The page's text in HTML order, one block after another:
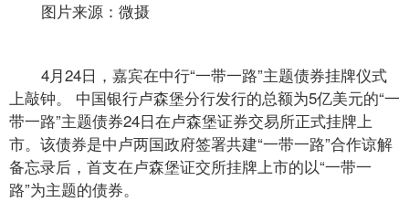
图片来源：微摄
4月24日，嘉宾在中行“一带一路”主题债券挂牌仪式
上敲钟。 中国银行卢森堡分行发行的总额为5亿美元的“一
带一路”主题债券24日在卢森堡证券交易所正式挂牌上
市。该债券是中卢两国政府签署共建“一带一路”合作谅解
备忘录后，首支在卢森堡证交所挂牌上市的以“一带一
路”为主题的债券。